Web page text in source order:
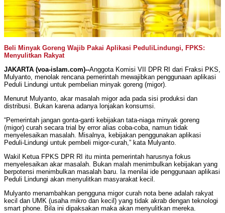
Beli Minyak Goreng Wajib Pakai Aplikasi PeduliLindungi, FPKS:
Menyulitkan Rakyat
JAKARTA (voa-islam.com)--Anggota Komisi VII DPR RI dari Fraksi PKS,
Mulyanto, menolak rencana pemerintah mewajibkan penggunaan aplikasi
Peduli Lindungi untuk pembelian minyak goreng (migor).
Menurut Mulyanto, akar masalah migor ada pada sisi produksi dan
distribusi. Bukan karena adanya lonjakan konsumsi.
“Pemerintah jangan gonta-ganti kebijakan tata-niaga minyak goreng
(migor) curah secara trial by error alias coba-coba, namun tidak
menyelesaikan masalah. Misalnya, kebijakan penggunakan aplikasi
Peduli-Lindungi untuk pembeli migor-curah,” kata Mulyanto.
Wakil Ketua FPKS DPR RI itu minta pemerintah harusnya fokus
menyelesaikan akar masalah. Bukan malah menimbulkan kebijakan yang
berpotensi menimbulkan masalah baru. Ia menilai ide penggunaan aplikasi
Peduli Lindungi akan menyulitkan masyarakat kecil.
Mulyanto menambahkan pengguna migor curah nota bene adalah rakyat
kecil dan UMK (usaha mikro dan kecil) yang tidak akrab dengan teknologi
smart phone. Bila ini dipaksakan maka akan menyulitkan mereka.